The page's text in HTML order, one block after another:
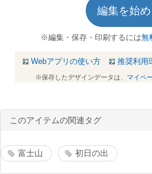
編集を始
※編集・保存・印刷するには無
Webアプリの使い方 推奨利用
※保存したデザインデータは、 マイペ
このアイテムの関連タグ
富士山 初日の出